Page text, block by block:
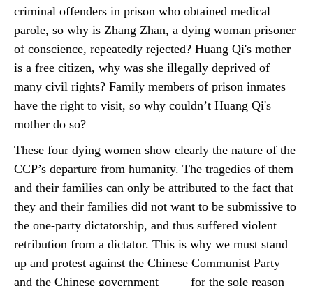
criminal offenders in prison who obtained medical
parole, so why is Zhang Zhan, a dying woman prisoner
of conscience, repeatedly rejected? Huang Qi's mother
is a free citizen, why was she illegally deprived of
many civil rights? Family members of prison inmates
have the right to visit, so why couldn’t Huang Qi's
mother do so?
These four dying women show clearly the nature of the
CCP’s departure from humanity. The tragedies of them
and their families can only be attributed to the fact that
they and their families did not want to be submissive to
the one-party dictatorship, and thus suffered violent
retribution from a dictator. This is why we must stand
up and protest against the Chinese Communist Party
and the Chinese government —— for the sole reason